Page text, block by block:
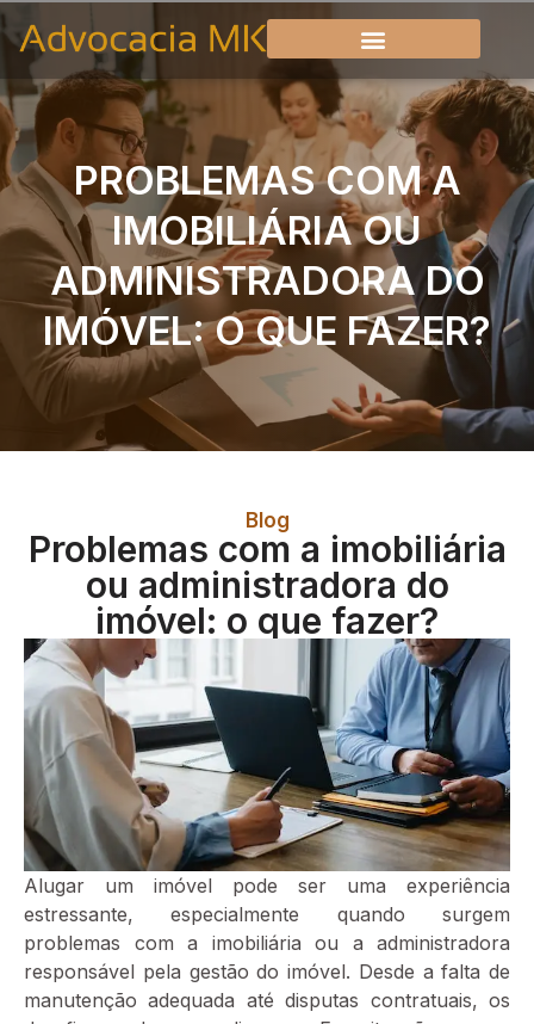
PROBLEMAS COM A
IMOBILIÁRIA OU
ADMINISTRADORA DO
IMÓVEL: O QUE FAZER?
Blog
Problemas com a imobiliária
ou administradora do
imóvel: o que fazer?
Alugar um imóvel pode ser uma experiência
estressante, especialmente quando surgem
problemas com a imobiliária ou a administradora
responsável pela gestão do imóvel. Desde a falta de
manutenção adequada até disputas contratuais, os